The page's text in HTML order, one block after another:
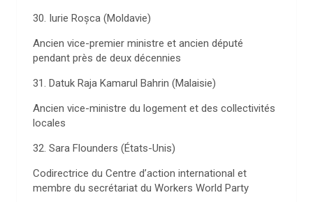
30. Iurie Roșca (Moldavie)
Ancien vice-premier ministre et ancien député
pendant près de deux décennies
31. Datuk Raja Kamarul Bahrin (Malaisie)
Ancien vice-ministre du logement et des collectivités
locales
32. Sara Flounders (États-Unis)
Codirectrice du Centre d’action international et
membre du secrétariat du Workers World Party